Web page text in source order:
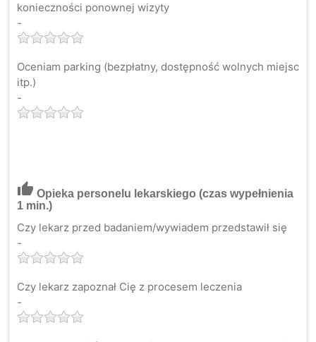
konieczności ponownej wizyty
-
Oceniam parking (bezpłatny, dostępność wolnych miejsc
itp.)
-
thumb_up Opieka personelu lekarskiego (czas wypełnienia
1 min.)
Czy lekarz przed badaniem/wywiadem przedstawił się
-
Czy lekarz zapoznał Cię z procesem leczenia
-